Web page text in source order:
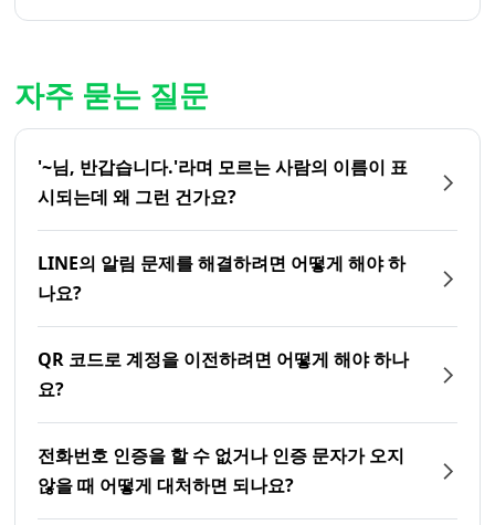
자주 묻는 질문
'~님, 반갑습니다.'라며 모르는 사람의 이름이 표
시되는데 왜 그런 건가요?
LINE의 알림 문제를 해결하려면 어떻게 해야 하
나요?
QR 코드로 계정을 이전하려면 어떻게 해야 하나
요?
전화번호 인증을 할 수 없거나 인증 문자가 오지
않을 때 어떻게 대처하면 되나요?